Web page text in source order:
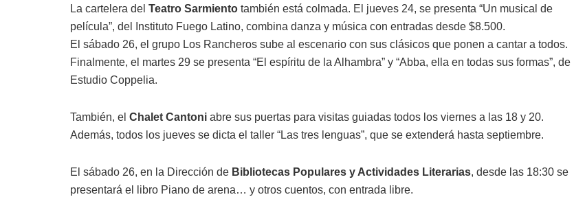
La cartelera del Teatro Sarmiento también está colmada. El jueves 24, se presenta “Un musical de
película”, del Instituto Fuego Latino, combina danza y música con entradas desde $8.500.
El sábado 26, el grupo Los Rancheros sube al escenario con sus clásicos que ponen a cantar a todos.
Finalmente, el martes 29 se presenta “El espíritu de la Alhambra” y “Abba, ella en todas sus formas”, de
Estudio Coppelia.
También, el Chalet Cantoni abre sus puertas para visitas guiadas todos los viernes a las 18 y 20.
Además, todos los jueves se dicta el taller “Las tres lenguas”, que se extenderá hasta septiembre.
El sábado 26, en la Dirección de Bibliotecas Populares y Actividades Literarias, desde las 18:30 se
presentará el libro Piano de arena… y otros cuentos, con entrada libre.